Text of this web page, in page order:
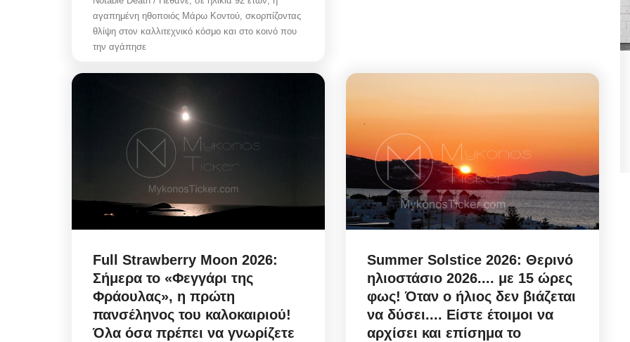
αγαπημένη ηθοποιός Μάρω Κοντού, σκορπίζοντας
θλίψη στον καλλιτεχνικό κόσμο και στο κοινό που
την αγάπησε
Full Strawberry Moon 2026:
Σήμερα το «Φεγγάρι της
Φράουλας», η πρώτη
πανσέληνος του καλοκαιριού!
Όλα όσα πρέπει να γνωρίζετε
Summer Solstice 2026: Θερινό
ηλιοστάσιο 2026.... με 15 ώρες
φως! Όταν ο ήλιος δεν βιάζεται
να δύσει.... Είστε έτοιμοι να
αρχίσει και επίσημα το
Police Misconduct: Συνελήφθη
αστυνομικός στην Μύκονο,
Αυγ 6, 2026
αστυνομικός, που υπηρετεί στη Γενική...
Εγκυκλίων...
Αυγ 7, 2026
State Transparency Reform / Υποχρεωτική η
ανάρτηση Εγκυκλίων από 1η Οκτωβρίου! Ό,τι...